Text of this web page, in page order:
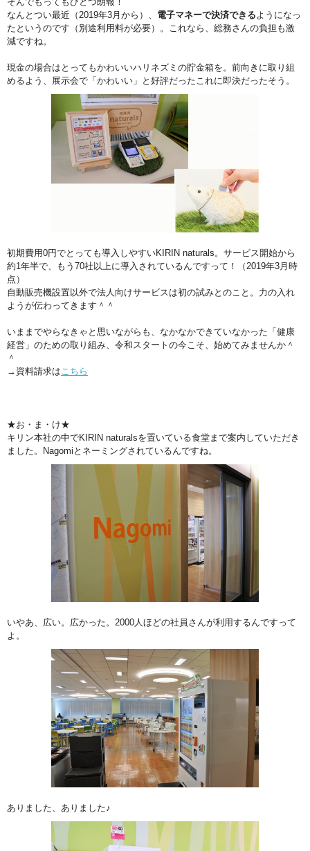
なんとつい最近（2019年3月から）、 電子マネーで決済できる ようになっ
たというのです（別途利用料が必要）。これなら、総務さんの負担も激
減ですね。
現金の場合はとってもかわいいハリネズミの貯金箱を。前向きに取り組
めるよう、展示会で「かわいい」と好評だったこれに即決だったそう。
初期費用0円でとっても導入しやすいKIRIN naturals。サービス開始から
約1年半で、もう70社以上に導入されているんですって！（2019年3月時
点）
自動販売機設置以外で法人向けサービスは初の試みとのこと。力の入れ
ようが伝わってきます＾＾
いままでやらなきゃと思いながらも、なかなかできていなかった「健康
経営」のための取り組み、令和スタートの今こそ、始めてみませんか＾
＾
→資料請求は こちら
★お・ま・け★
キリン本社の中でKIRIN naturalsを置いている食堂まで案内していただき
ました。Nagomiとネーミングされているんですね。
いやあ、広い。広かった。2000人ほどの社員さんが利用するんですって
よ。
ありました、ありました♪